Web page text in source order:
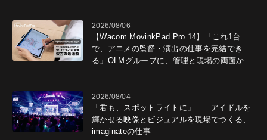
2026/08/06
【Wacom MovinkPad Pro 14】「これ1台
で、アニメの監督・演出の仕事を完結でき
る」OLMグループに、管理と現場の両面から
2026/08/04
「君も、スポットライトに」――アイドルを
輝かせる映像とビジュアルを現場でつくる、
imaginateの仕事